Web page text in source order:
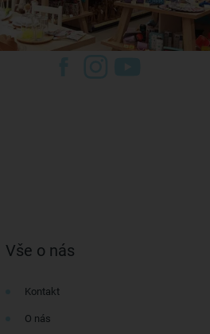
Vše o nás
Kontakt
O nás